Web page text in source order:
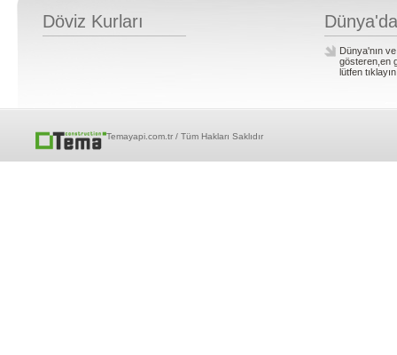
Döviz Kurları
Dünya'nın
gösteren,en
lütfen
Temayapi.com.tr / Tüm Hakları Saklıdır